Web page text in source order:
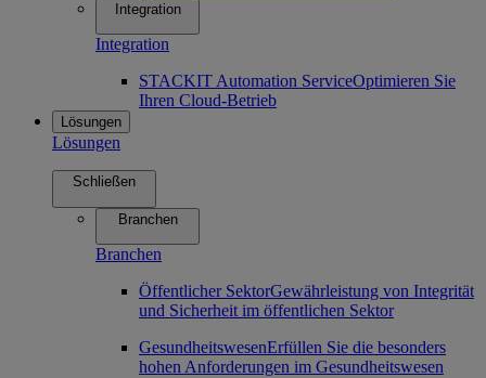
Integration
Integration
STACKIT Automation ServiceOptimieren Sie
Ihren Cloud-Betrieb
Lösungen
Lösungen
Schließen
Branchen
Branchen
Öffentlicher SektorGewährleistung von Integrität
und Sicherheit im öffentlichen Sektor
GesundheitswesenErfüllen Sie die besonders
hohen Anforderungen im Gesundheitswesen